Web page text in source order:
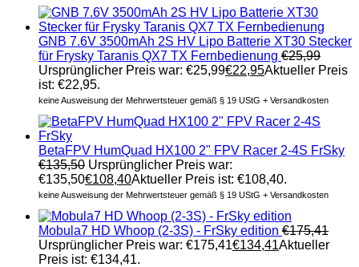
GNB 7.6V 3500mAh 2S HV Lipo Batterie XT30 Stecker
für Frysky Taranis QX7 TX Fernbedienung €25,99
Ursprünglicher Preis war: €25,99€22,95Aktueller Preis
ist: €22,95.
keine Ausweisung der Mehrwertsteuer gemäß § 19 UStG + Versandkosten
BetaFPV HumQuad HX100 2" FPV Racer 2-4S FrSky
€135,50 Ursprünglicher Preis war:
€135,50€108,40Aktueller Preis ist: €108,40.
keine Ausweisung der Mehrwertsteuer gemäß § 19 UStG + Versandkosten
Mobula7 HD Whoop (2-3S) - FrSky edition €175,41
Ursprünglicher Preis war: €175,41€134,41Aktueller
Preis ist: €134,41.